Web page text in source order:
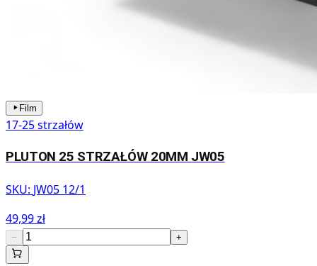
Film
17-25 strzałów
PLUTON 25 STRZAŁÓW 20MM JW05
SKU: JW05 12/1
49,99 zł
− +